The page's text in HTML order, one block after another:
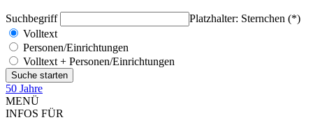
Suchbegriff
Platzhalter: Sternchen (*)
Volltext
Personen/Einrichtungen
Volltext + Personen/Einrichtungen
50 Jahre
MENÜ
INFOS FÜR